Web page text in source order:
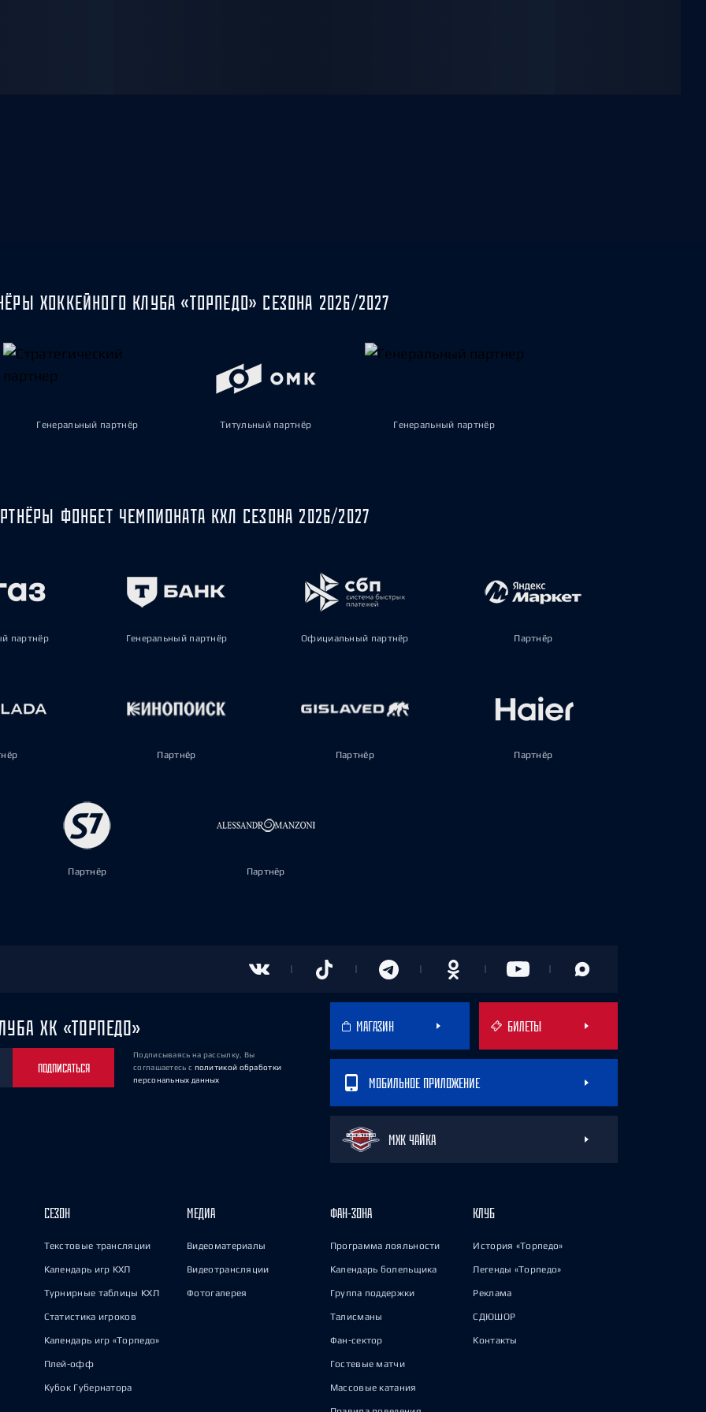
ХОККЕЙНОГО КЛУБА «ТОРПЕДО» СЕЗОНА 2026/2027
Генеральный партнёр Титульный партнёр Генеральный партнёр
ФОНБЕТ ЧЕМПИОНАТА КХЛ СЕЗОНА 2026/2027
партнёр Генеральный партнёр Официальный партнёр Партнёр
Партнёр Партнёр Партнёр
Партнёр Партнёр
ХК «ТОРПЕДО»
ПОДПИСАТЬСЯ
Подписываясь на рассылку, Вы
соглашаетесь с политикой обработки
персональных данных
МАГАЗИН БИЛЕТЫ
МОБИЛЬНОЕ ПРИЛОЖЕНИЕ
МХК ЧАЙКА
СЕЗОН
Текстовые трансляции
Календарь игр КХЛ
Турнирные таблицы КХЛ
Статистика игроков
Календарь игр «Торпедо»
Плей-офф
Кубок Губернатора
МЕДИА
Видеоматериалы
Видеотрансляции
Фотогалерея
ФАН-ЗОНА
Программа лояльности
Календарь болельщика
Группа поддержки
Талисманы
Фан-сектор
Гостевые матчи
Массовые катания
КЛУБ
История «Торпедо»
Легенды «Торпедо»
Реклама
СДЮШОР
Контакты